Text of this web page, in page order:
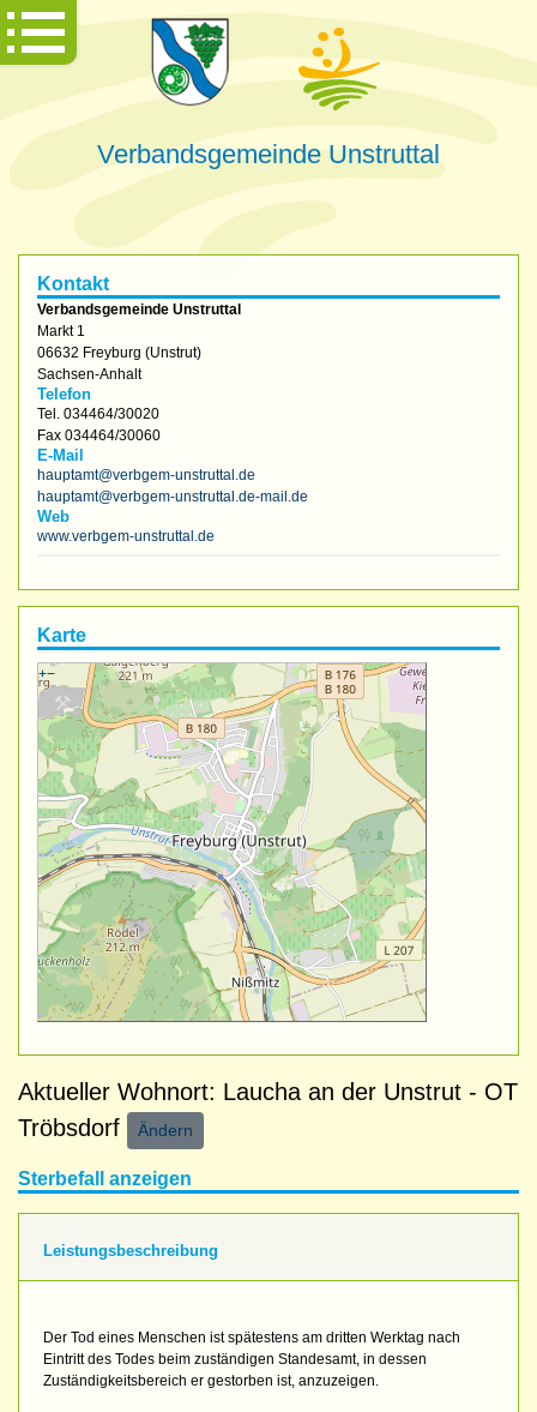
Verbandsgemeinde Unstruttal
Kontakt
Verbandsgemeinde Unstruttal
Markt 1
06632 Freyburg (Unstrut)
Sachsen-Anhalt
Telefon
Tel. 034464/30020
Fax 034464/30060
E-Mail
hauptamt@verbgem-unstruttal.de
hauptamt@verbgem-unstruttal.de-mail.de
Web
www.verbgem-unstruttal.de
Karte
+−
Aktueller Wohnort: Laucha an der Unstrut - OT
Tröbsdorf
Ändern
Sterbefall anzeigen
Leistungsbeschreibung
Der Tod eines Menschen ist spätestens am dritten Werktag nach
Eintritt des Todes beim zuständigen Standesamt, in dessen
Zuständigkeitsbereich er gestorben ist, anzuzeigen.